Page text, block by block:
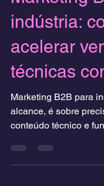
Marketing
indústria:
acelerar
técnicas
Marketing B2B para
alcance, é sobre
conteúdo técnico e